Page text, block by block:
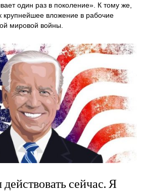
один раз в поколение». К тому же,
крупнейшее вложение в рабочие
мировой войны.
сейчас. Я